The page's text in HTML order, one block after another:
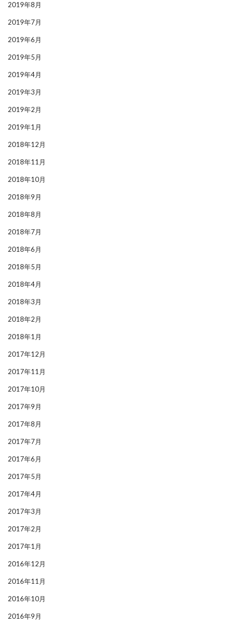
2019年8月
2019年7月
2019年6月
2019年5月
2019年4月
2019年3月
2019年2月
2019年1月
2018年12月
2018年11月
2018年10月
2018年9月
2018年8月
2018年7月
2018年6月
2018年5月
2018年4月
2018年3月
2018年2月
2018年1月
2017年12月
2017年11月
2017年10月
2017年9月
2017年8月
2017年7月
2017年6月
2017年5月
2017年4月
2017年3月
2017年2月
2017年1月
2016年12月
2016年11月
2016年10月
2016年9月